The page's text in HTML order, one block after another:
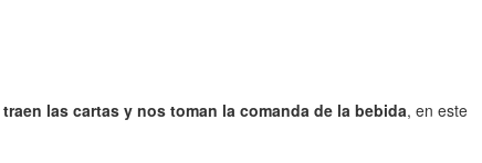
traen las cartas y nos toman la comanda de la bebida, en este